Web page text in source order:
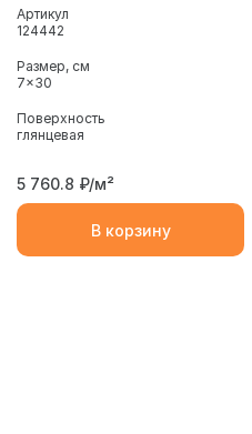
Артикул
124442
Размер, см
7x30
Поверхность
глянцевая
5 760.8 ₽/м²
В корзину